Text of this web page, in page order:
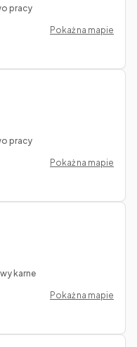
pracy
Pokaż na mapie
pracy
Pokaż na mapie
karne
Pokaż na mapie